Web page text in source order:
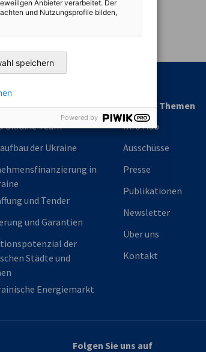
Ukraine
Ukraine Team
der Ukraine
in
und Tender
und Garantien
der
Städte und
Energiemarkt
Weitere Themen
Info Hub
Ausschüsse
Presse
Publikationen
Newsletter
Über uns
Kontakt
Folgen Sie uns auf
Anbieter verarbeitet. Der
und Nutzungsprofile bilden,
speichern
Powered by